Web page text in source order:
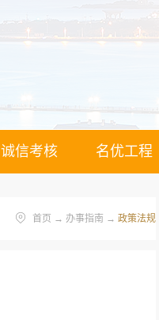
诚信考核 名优工程
首页 → 办事指南 → 政策法规